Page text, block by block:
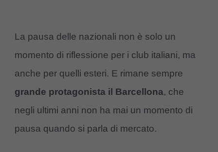
La pausa delle nazionali non è solo un
momento di riflessione per i club italiani, ma
anche per quelli esteri. E rimane sempre
grande protagonista il Barcellona, che
negli ultimi anni non ha mai un momento di
pausa quando si parla di mercato.